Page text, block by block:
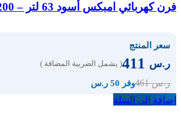
فرن كهربائي امبكس أسود 63 لتر – 2200 وات
سعر المنتج
ر.س ( يشمل الضريبة المضافة )
ر.س461 وفر 50 ر.س
إضافة إلى السلة